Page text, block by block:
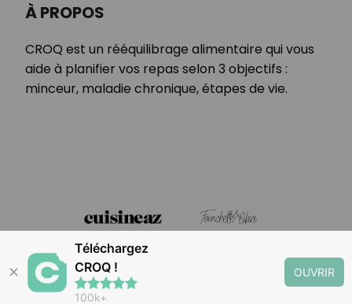
À PROPOS
CROQ est un rééquilibrage alimentaire qui vous
aide à planifier vos repas selon 3 objectifs :
minceur, maladie chronique, étapes de vie.
✕
Téléchargez
CROQ !
100k+
OUVRIR